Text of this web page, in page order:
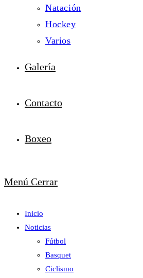
Natación
Hockey
Varios
Galería
Contacto
Boxeo
Menú Cerrar
Inicio
Noticias
Fútbol
Basquet
Ciclismo